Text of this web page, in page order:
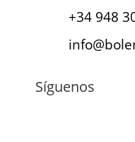
+34 948
Síguenos